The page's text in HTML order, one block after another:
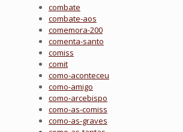
combate
combate-aos
comemora-200
comenta-santo
comiss
comit
como-aconteceu
como-amigo
como-arcebispo
como-as-comiss
como-as-graves